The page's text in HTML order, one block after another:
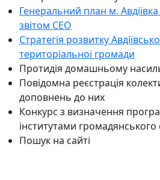
Генеральний план м.
звітом СЕО
Стратегія розвитку
територіальної громади
Протидія домашньому
Повідомна реєстрація
доповнень до них
Конкурс з визначення
інститутами громадянського
Пошук на сайті